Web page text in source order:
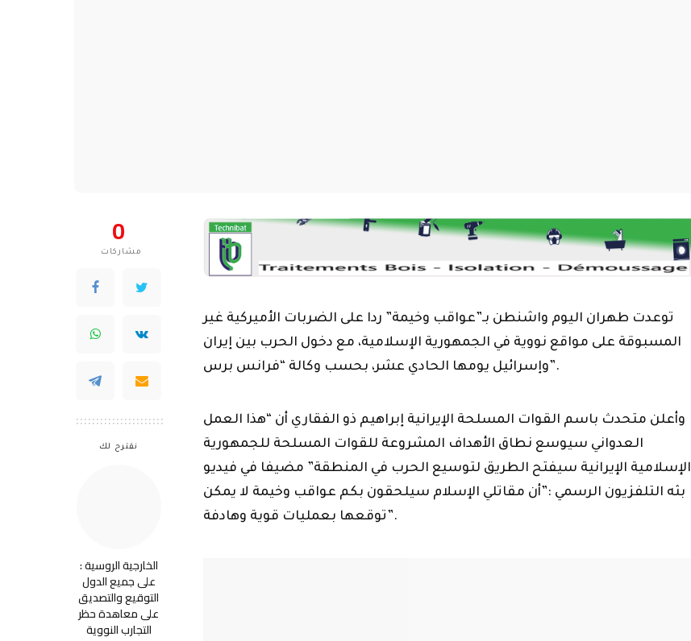
0
مشاركات
نقترح لك
الخارجية الروسية :
على جميع الدول
التوقيع والتصديق
على معاهدة حظر
التجارب النووية
توعدت طهران اليوم واشنطن بـ”عواقب وخيمة” ردا على الضربات الأميركية غير
المسبوقة على مواقع نووية في الجمهورية الإسلامية، مع دخول الحرب بين إيران
وإسرائيل يومها الحادي عشر، بحسب وكالة “فرانس برس”.
وأعلن متحدث باسم القوات المسلحة الإيرانية إبراهيم ذو الفقاري أن “هذا العمل
العدواني سيوسع نطاق الأهداف المشروعة للقوات المسلحة للجمهورية
الإسلامية الإيرانية سيفتح الطريق لتوسيع الحرب في المنطقة” مضيفا في فيديو
بثه التلفزيون الرسمي :”أن مقاتلي الإسلام سيلحقون بكم عواقب وخيمة لا يمكن
توقعها بعمليات قوية وهادفة”.